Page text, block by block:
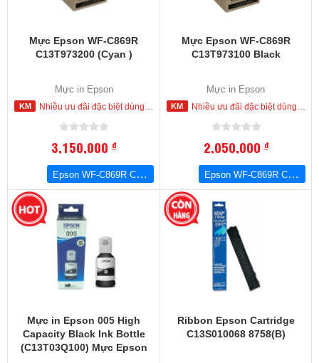
Mực Epson WF-C869R
C13T973200 (Cyan )
Mực in Epson
Nhiều ưu đãi đặc biệt dùng cho khách hàng đặt mua ngay trong hôm nay
3,150,000đ
Epson WF-C869R C13T973200 (Cyan )
Mực Epson WF-C869R
C13T973100 Black
Mực in Epson
Nhiều ưu đãi đặc biệt dùng cho khách hàng đặt mua ngay trong hôm nay
2,050,000đ
Epson WF-C869R C13T973100 Black
Mực in Epson 005 High
Capacity Black Ink Bottle
(C13T03Q100) Mực Epson
Ribbon Epson Cartridge
C13S010068 8758(B)